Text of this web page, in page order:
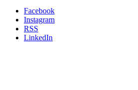
Facebook
Instagram
RSS
LinkedIn